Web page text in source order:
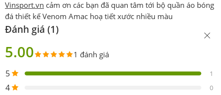
Vinsport.vn cảm ơn các bạn đã quan tâm tới bộ quần áo bóng
đá thiết kế Venom Amac hoạ tiết xước nhiều màu
Đánh giá (1)
5.00 1 đánh giá
5 1
4 0